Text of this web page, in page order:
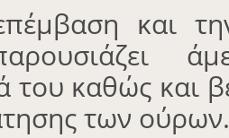
και
καθώς και
των ούρων.